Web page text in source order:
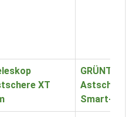
XT
Smart-